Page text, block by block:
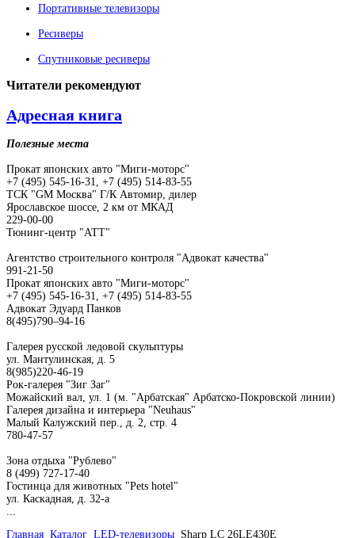
Портативные телевизоры
Ресиверы
Спутниковые ресиверы
Читатели рекомендуют
Адресная книга
Полезные места
Прокат японских авто "Миги-моторс"
+7 (495) 545-16-31, +7 (495) 514-83-55
ТСК "GM Москва" Г/К Автомир, дилер
Ярославское шоссе, 2 км от МКАД
229-00-00
Тюнинг-центр "АТТ"
Агентство строительного контроля "Адвокат качества"
991-21-50
Прокат японских авто "Миги-моторс"
+7 (495) 545-16-31, +7 (495) 514-83-55
Адвокат Эдуард Панков
8(495)790–94-16
Галерея русской ледовой скульптуры
ул. Мантулинская, д. 5
8(985)220-46-19
Рок-галерея "Зиг Заг"
Можайский вал, ул. 1 (м. "Арбатская" Арбатско-Покровской линии)
Галерея дизайна и интерьера "Neuhaus"
Малый Калужский пер., д. 2, стр. 4
780-47-57
Зона отдыха "Рублево"
8 (499) 727-17-40
Гостинца для животных "Рets hotel"
ул. Каскадная, д. 32-а
Главная Каталог LED-телевизоры Sharp LC 26LE430E